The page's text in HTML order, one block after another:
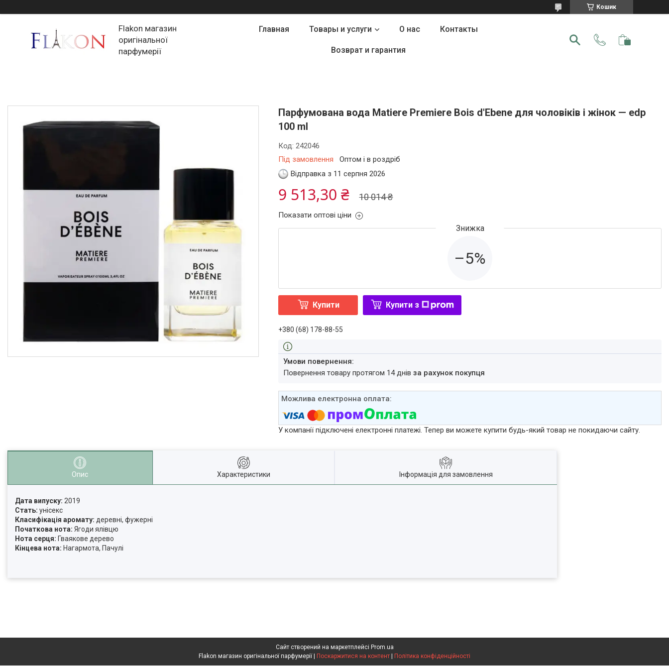
Кошик
Flakon магазин
оригінальної
парфумерії
Главная Товары и услуги О нас Контакты
Возврат и гарантия
Парфумована вода Matiere Premiere Bois d'Ebene для чоловіків і жінок — edp
100 ml
Під замовлення Оптом і в роздріб
Код:242046
Відправка з 11 серпня 2026
10 014 ₴
9 513,30 ₴
Показати оптові ціни
–5%
Купити Купити з
+380 (68) 178-88-55
повернення товару протягом 14 днівза рахунок покупця
У компанії підключені електронні платежі. Тепер ви можете купити будь-який товар не покидаючи сайту.
Опис Характеристики Інформація для замовлення
Дата випуску: 2019
Стать: унісекс
Класифікація аромату: деревні, фужерні
Початкова нота: Ягоди ялівцю
Нота серця: Гваякове дерево
Кінцева нота: Нагармота, Пачулі
Сайт створений на маркетплейсі Prom.ua
Поскаржитися на контент Політика конфіденційності